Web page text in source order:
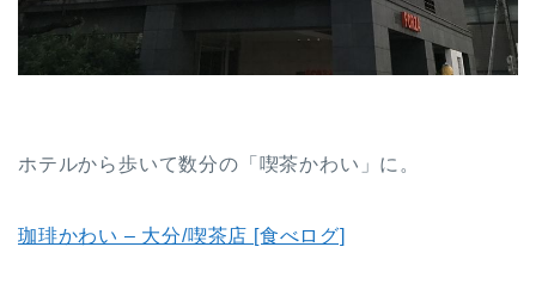
ホテルから歩いて数分の「喫茶かわい」に。
珈琲かわい – 大分/喫茶店 [食べログ]